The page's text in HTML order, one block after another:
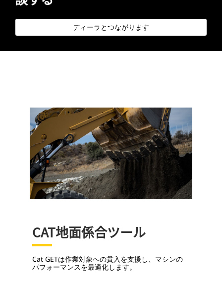
ディーラとつながります
CAT地面係合ツール
Cat GETは作業対象への貫入を支援し、マシンの
パフォーマンスを最適化します。